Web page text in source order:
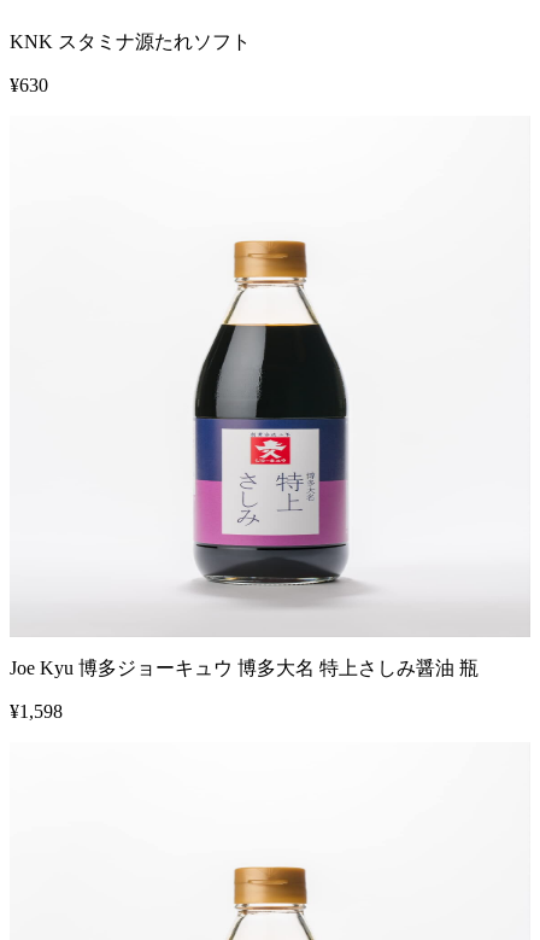
KNK スタミナ源たれソフト
¥630
Joe Kyu 博多ジョーキュウ 博多大名 特上さしみ醤油 瓶
¥1,598